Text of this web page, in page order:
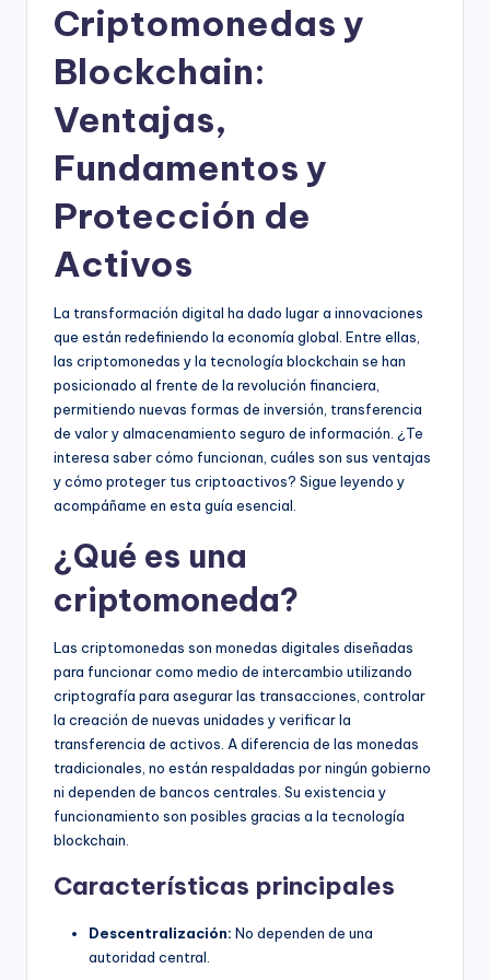
Criptomonedas y
Blockchain:
Ventajas,
Fundamentos y
Protección de
Activos
La transformación digital ha dado lugar a innovaciones
que están redefiniendo la economía global. Entre ellas,
las criptomonedas y la tecnología blockchain se han
posicionado al frente de la revolución financiera,
permitiendo nuevas formas de inversión, transferencia
de valor y almacenamiento seguro de información. ¿Te
interesa saber cómo funcionan, cuáles son sus ventajas
y cómo proteger tus criptoactivos? Sigue leyendo y
acompáñame en esta guía esencial.
¿Qué es una
criptomoneda?
Las criptomonedas son monedas digitales diseñadas
para funcionar como medio de intercambio utilizando
criptografía para asegurar las transacciones, controlar
la creación de nuevas unidades y verificar la
transferencia de activos. A diferencia de las monedas
tradicionales, no están respaldadas por ningún gobierno
ni dependen de bancos centrales. Su existencia y
funcionamiento son posibles gracias a la tecnología
blockchain.
Características principales
Descentralización: No dependen de una
autoridad central.